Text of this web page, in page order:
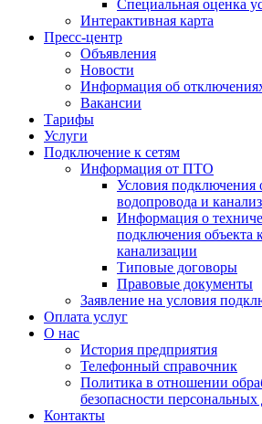
Специальная оценка
Интерактивная карта
Пресс-центр
Объявления
Новости
Информация об
Вакансии
Тарифы
Услуги
Подключение к сетям
Информация от ПТО
Условия подключения
водопровода и
Информация о
подключения объекта
канализации
Типовые договоры
Правовые документы
Заявление на условия
Оплата услуг
О нас
История предприятия
Телефонный справочник
Политика в отношении
безопасности
Контакты